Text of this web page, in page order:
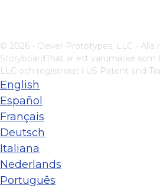
© 2026 - Clever Prototypes, LLC - Alla
StoryboardThat är ett varumärke som
LLC och registrerat i US Patent and
English
Español
Français
Deutsch
Italiana
Nederlands
Português